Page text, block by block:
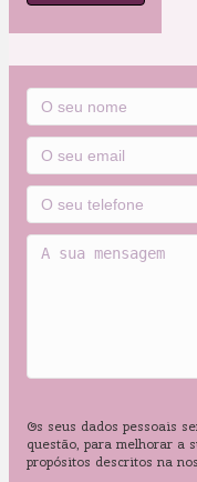
Os seus dados pessoais
questão, para melhorar a
propósitos descritos na